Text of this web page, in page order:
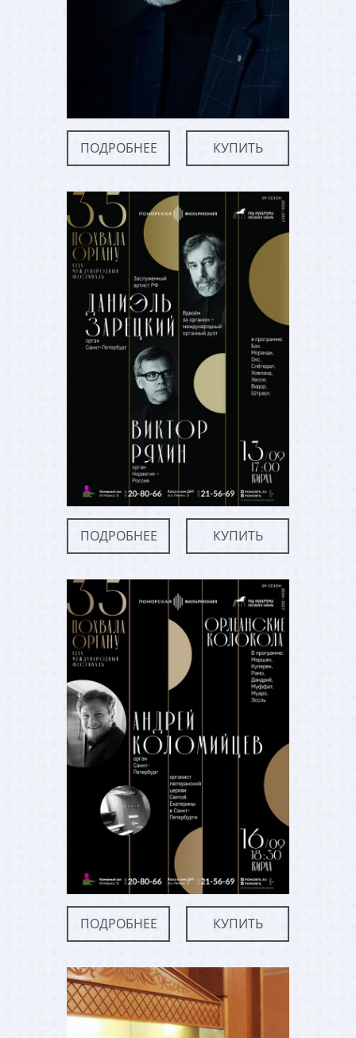
ПОДРОБНЕЕ КУПИТЬ
ПОДРОБНЕЕ КУПИТЬ
ПОДРОБНЕЕ КУПИТЬ